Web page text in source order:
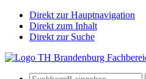
Direkt zur Hauptnavigation
Direkt zum Inhalt
Direkt zur Suche